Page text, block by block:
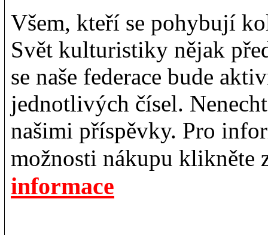
Všem, kteří se pohybují
Svět kulturistiky nějak
se naše federace bude
jednotlivých čísel.
našimi příspěvky. Pro
možnosti nákupu klikněte
informace